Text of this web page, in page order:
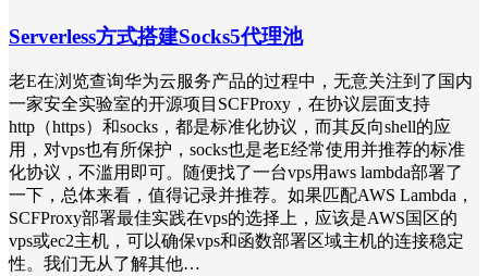
Serverless方式搭建Socks5代理池
老E在浏览查询华为云服务产品的过程中，无意关注到了国内
一家安全实验室的开源项目SCFProxy，在协议层面支持
http（https）和socks，都是标准化协议，而其反向shell的应
用，对vps也有所保护，socks也是老E经常使用并推荐的标准
化协议，不滥用即可。随便找了一台vps用aws lambda部署了
一下，总体来看，值得记录并推荐。如果匹配AWS Lambda，
SCFProxy部署最佳实践在vps的选择上，应该是AWS国区的
vps或ec2主机，可以确保vps和函数部署区域主机的连接稳定
性。我们无从了解其他…